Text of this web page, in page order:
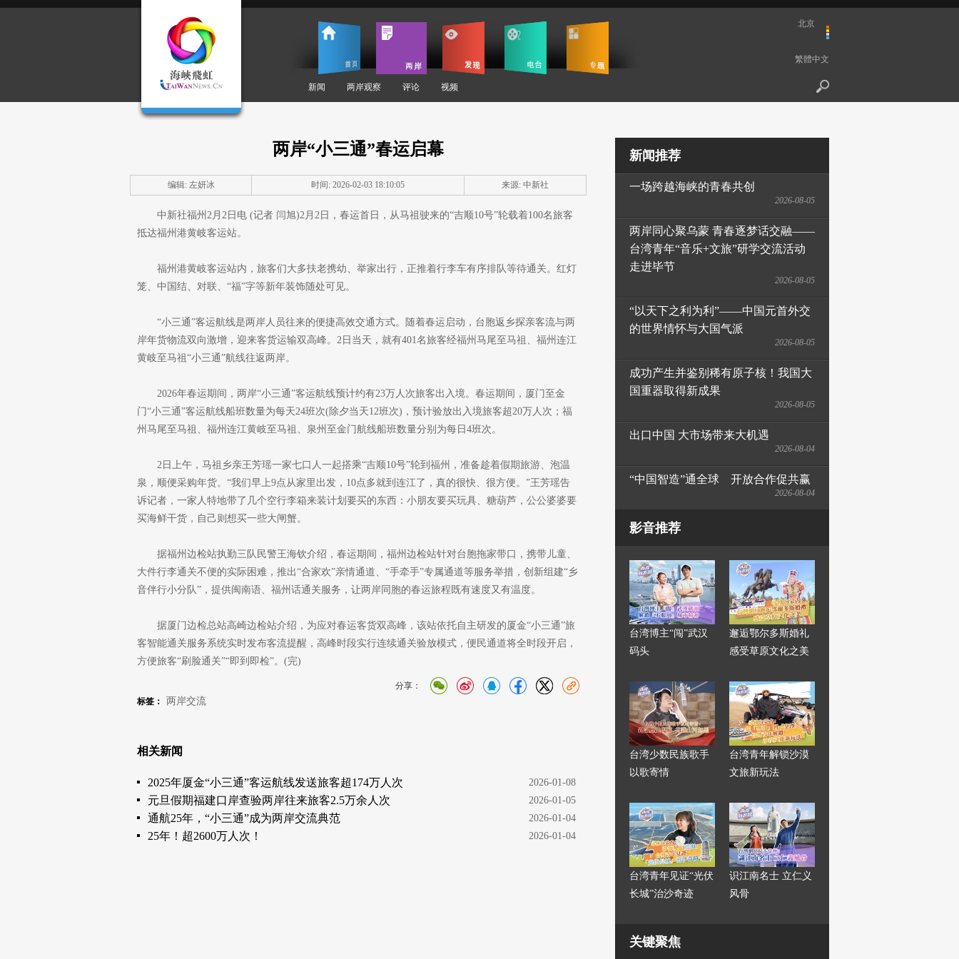
新闻 两岸观察 评论 视频
北京
繁體中文
两岸“小三通”春运启幕
编辑: 左妍冰 时间: 2026-02-03 18:10:05 来源: 中新社
中新社福州2月2日电 (记者 闫旭)2月2日，春运首日，从马祖驶来的“吉顺10号”轮载着100名旅客
抵达福州港黄岐客运站。
福州港黄岐客运站内，旅客们大多扶老携幼、举家出行，正推着行李车有序排队等待通关。红灯
笼、中国结、对联、“福”字等新年装饰随处可见。
“小三通”客运航线是两岸人员往来的便捷高效交通方式。随着春运启动，台胞返乡探亲客流与两
岸年货物流双向激增，迎来客货运输双高峰。2日当天，就有401名旅客经福州马尾至马祖、福州连江
黄岐至马祖“小三通”航线往返两岸。
2026年春运期间，两岸“小三通”客运航线预计约有23万人次旅客出入境。春运期间，厦门至金
门“小三通”客运航线船班数量为每天24班次(除夕当天12班次)，预计验放出入境旅客超20万人次；福
州马尾至马祖、福州连江黄岐至马祖、泉州至金门航线船班数量分别为每日4班次。
2日上午，马祖乡亲王芳瑶一家七口人一起搭乘“吉顺10号”轮到福州，准备趁着假期旅游、泡温
泉，顺便采购年货。“我们早上9点从家里出发，10点多就到连江了，真的很快、很方便。”王芳瑶告
诉记者，一家人特地带了几个空行李箱来装计划要买的东西：小朋友要买玩具、糖葫芦，公公婆婆要
买海鲜干货，自己则想买一些大闸蟹。
据福州边检站执勤三队民警王海钦介绍，春运期间，福州边检站针对台胞拖家带口，携带儿童、
大件行李通关不便的实际困难，推出“合家欢”亲情通道、“手牵手”专属通道等服务举措，创新组建“乡
音伴行小分队”，提供闽南语、福州话通关服务，让两岸同胞的春运旅程既有速度又有温度。
据厦门边检总站高崎边检站介绍，为应对春运客货双高峰，该站依托自主研发的厦金“小三通”旅
客智能通关服务系统实时发布客流提醒，高峰时段实行连续通关验放模式，便民通道将全时段开启，
方便旅客“刷脸通关”“即到即检”。(完)
分享：
标签：
两岸交流
相关新闻
2026-01-08
2025年厦金“小三通”客运航线发送旅客超174万人次
2026-01-05
元旦假期福建口岸查验两岸往来旅客2.5万余人次
2026-01-04
通航25年，“小三通”成为两岸交流典范
2026-01-04
25年！超2600万人次！
新闻推荐
一场跨越海峡的青春共创
2026-08-05
两岸同心聚乌蒙 青春逐梦话交融——
台湾青年“音乐+文旅”研学交流活动
走进毕节
2026-08-05
“以天下之利为利”——中国元首外交
的世界情怀与大国气派
2026-08-05
成功产生并鉴别稀有原子核！我国大
国重器取得新成果
2026-08-05
出口中国 大市场带来大机遇
2026-08-04
“中国智造”通全球　开放合作促共赢
2026-08-04
影音推荐
台湾博主“闯”武汉
码头
邂逅鄂尔多斯婚礼
感受草原文化之美
台湾少数民族歌手
以歌寄情
台湾青年解锁沙漠
文旅新玩法
台湾青年见证“光伏
长城”治沙奇迹
识江南名士 立仁义
风骨
关键聚焦